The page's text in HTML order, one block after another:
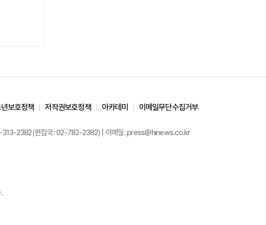
보호정책 저작권보호정책 아카데미 이메일무단수집거부
313-2382(편집국: 02-782-2382) | 이메일: press@hinews.co.kr